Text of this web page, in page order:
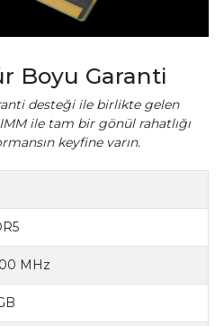
Boyu Garanti
desteği ile birlikte gelen
ile tam bir gönül rahatlığı
keyfine varın.
MHz